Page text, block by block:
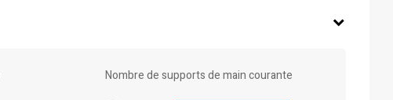
Nombre de supports de main courante